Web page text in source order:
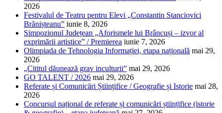
2026
Festivalul de Teatru pentru Elevi „Constantin Stanciovici
Brănișteanu” iunie 8, 2026
Simpozionul Județean „Aforismele lui Brâncuși – izvor al
exprimării artistice” / Premierea iunie 7, 2026
Olimpiada de Tehnologia Informației, etapa națională mai 29,
2026
„Cititul dăunează grav inculturii” mai 29, 2026
GO TALENT / 2026 mai 29, 2026
Referate și Comunicări Științifice / Geografie și Istorie mai 28,
2026
Concursul național de referate și comunicări științifice (istorie